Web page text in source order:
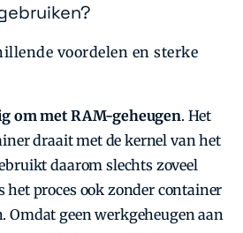
voordelen en sterke
om met RAM-geheugen. Het
draait met de kernel van het
daarom slechts zoveel
het proces ook zonder container
Omdat geen werkgeheugen aan